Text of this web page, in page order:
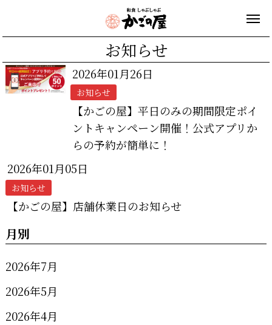
お知らせ
2026年01月26日
お知らせ
【かごの屋】平日のみの期間限定ポイ
ントキャンペーン開催！公式アプリか
らの予約が簡単に！
2026年01月05日
お知らせ
【かごの屋】店舗休業日のお知らせ
月別
2026年7月
2026年5月
2026年4月